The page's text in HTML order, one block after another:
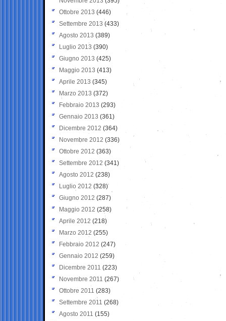
Ottobre 2013 (446)
Settembre 2013 (433)
Agosto 2013 (389)
Luglio 2013 (390)
Giugno 2013 (425)
Maggio 2013 (413)
Aprile 2013 (345)
Marzo 2013 (372)
Febbraio 2013 (293)
Gennaio 2013 (361)
Dicembre 2012 (364)
Novembre 2012 (336)
Ottobre 2012 (363)
Settembre 2012 (341)
Agosto 2012 (238)
Luglio 2012 (328)
Giugno 2012 (287)
Maggio 2012 (258)
Aprile 2012 (218)
Marzo 2012 (255)
Febbraio 2012 (247)
Gennaio 2012 (259)
Dicembre 2011 (223)
Novembre 2011 (267)
Ottobre 2011 (283)
Settembre 2011 (268)
Agosto 2011 (155)